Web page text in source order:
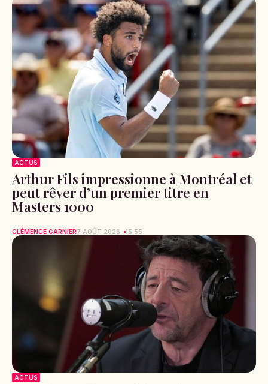
ACTUS
Arthur Fils impressionne à Montréal et
peut rêver d’un premier titre en
Masters 1000
CLÉMENCE GARNIER7 AOÛT 2026 15:55
ACTUS